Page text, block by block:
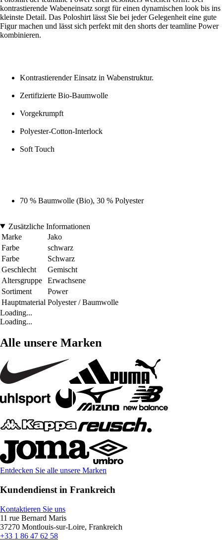
kontrastierende Wabeneinsatz sorgt für einen dynamischen look bis ins
kleinste Detail. Das Poloshirt lässt Sie bei jeder Gelegenheit eine gute
Figur machen und lässt sich perfekt mit den shorts der teamline Power
kombinieren.
Kontrastierender Einsatz in Wabenstruktur.
Zertifizierte Bio-Baumwolle
Vorgekrumpft
Polyester-Cotton-Interlock
Soft Touch
70 % Baumwolle (Bio), 30 % Polyester
Zusätzliche Informationen
Marke
Jako
Farbe
schwarz
Farbe
Schwarz
Geschlecht
Gemischt
Altersgruppe
Erwachsene
Sortiment
Power
Hauptmaterial Polyester / Baumwolle
Loading...
Loading...
Alle unsere Marken
Entdecken Sie alle unsere Marken
Kundendienst in Frankreich
Kontaktieren Sie uns
11 rue Bernard Maris
37270 Montlouis-sur-Loire, Frankreich
+33 1 86 47 62 58